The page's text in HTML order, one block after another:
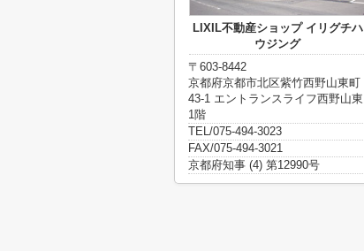
LIXIL不動産ショップ イリグチハ
ウジング
〒603-8442
京都府京都市北区紫竹西野山東町
43-1 エントランスライフ西野山東
1階
TEL/075-494-3023
FAX/075-494-3021
京都府知事 (4) 第12990号